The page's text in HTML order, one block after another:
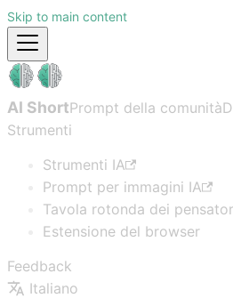
Skip to main content
AI ShortPrompt della comunità
Strumenti
Strumenti IA
Prompt per immagini IA
Tavola rotonda dei
Estensione del browser
Feedback
Italiano